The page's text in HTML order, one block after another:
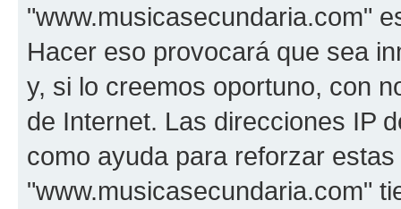
"www.musicasecundaria.com"
Hacer eso provocará que sea
y, si lo creemos oportuno, con
de Internet. Las direcciones IP
como ayuda para reforzar
"www.musicasecundaria.com"